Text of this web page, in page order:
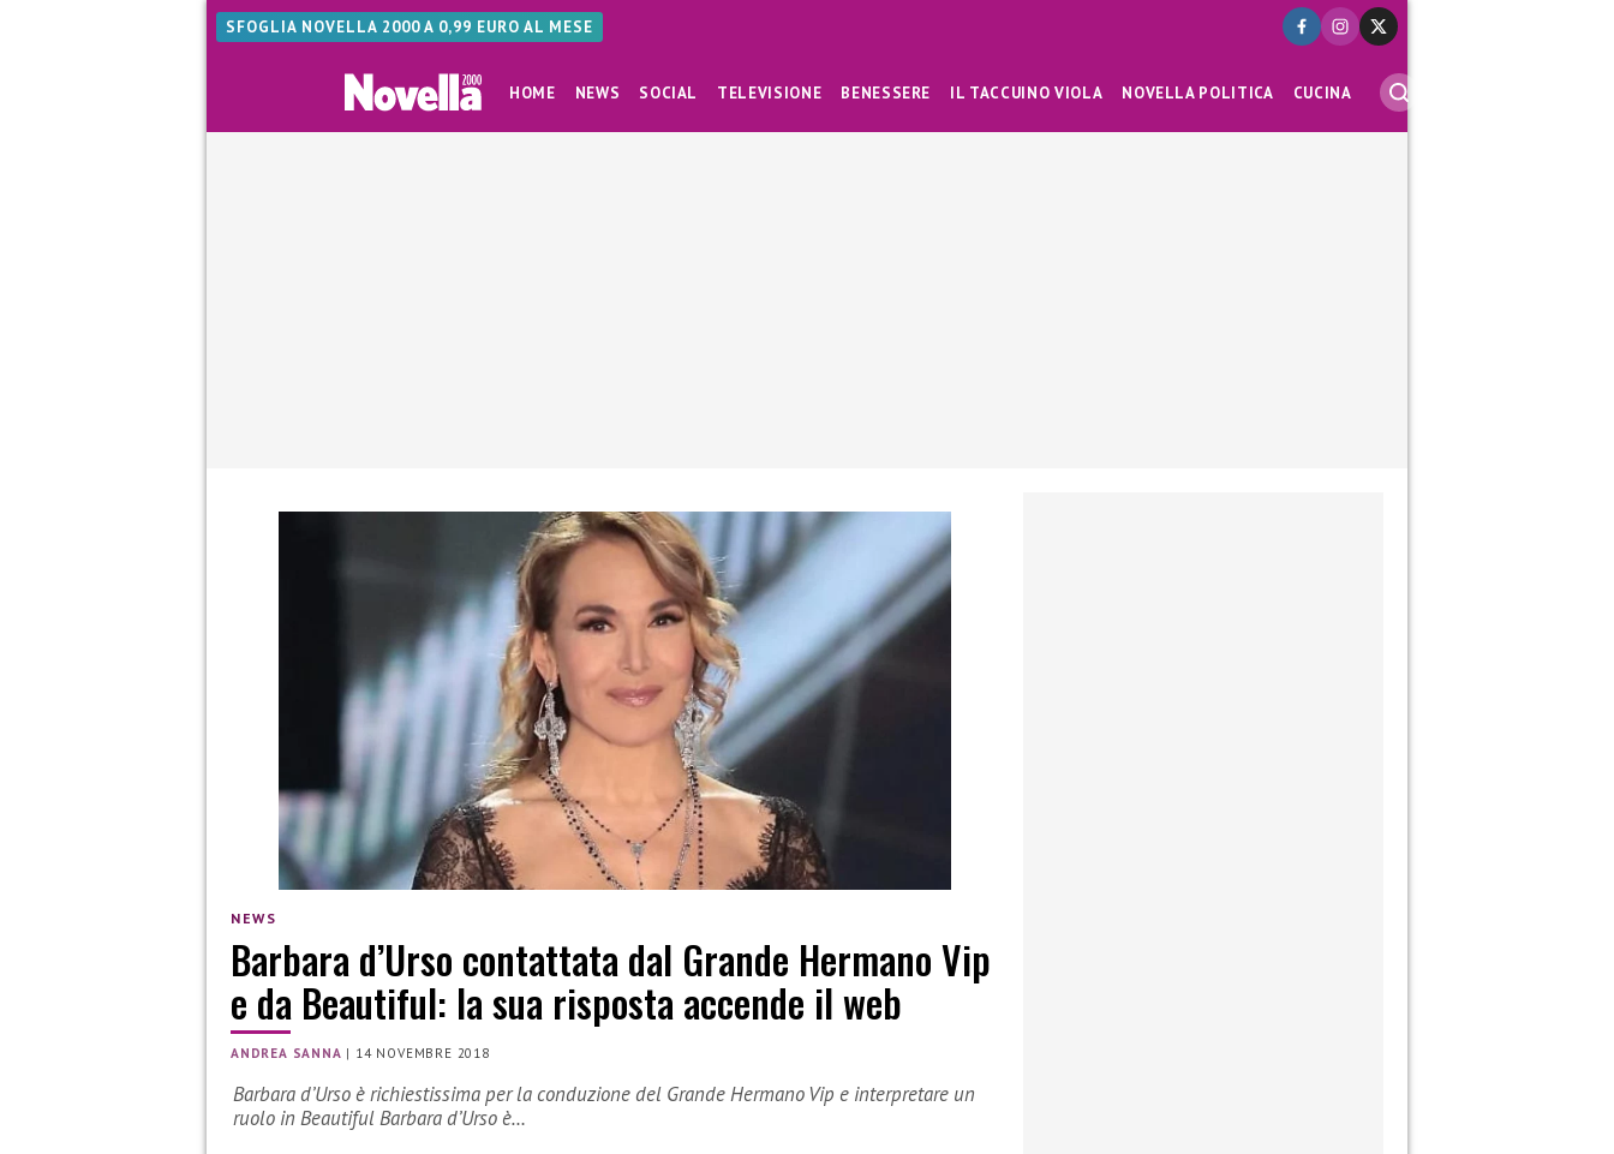
SFOGLIA NOVELLA 2000 A 0,99 EURO AL MESE
HOME NEWS SOCIAL TELEVISIONE BENESSERE IL TACCUINO VIOLA NOVELLA POLITICA CUCINA
NEWS
Barbara d’Urso contattata dal Grande Hermano Vip
e da Beautiful: la sua risposta accende il web
ANDREA SANNA | 14 NOVEMBRE 2018
Barbara d’Urso è richiestissima per la conduzione del Grande Hermano Vip e interpretare un
ruolo in Beautiful Barbara d’Urso è…